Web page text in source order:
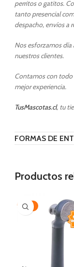
perritos o gatitos.
tanto presencial
despacho, envíos a
Nos esforzamos día
nuestros clientes.
Contamos con todo
mejor experiencia.
TusMascotas.cl, tu
FORMAS DE
Productos
-35%